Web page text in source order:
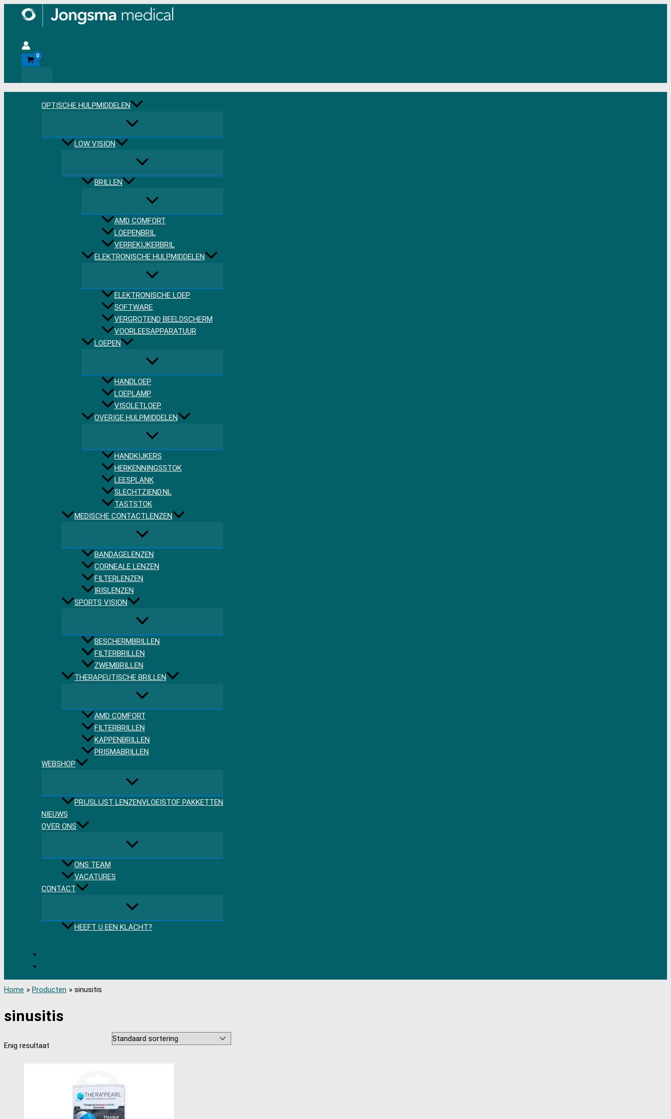
inhoud
OPTISCHE HULPMIDDELEN
LOW VISION
BRILLEN
AMD COMFORT
LOEPENBRIL
VERREKIJKERBRIL
ELEKTRONISCHE HULPMIDDELEN
ELEKTRONISCHE LOEP
SOFTWARE
VERGROTEND BEELDSCHERM
VOORLEESAPPARATUUR
LOEPEN
HANDLOEP
LOEPLAMP
VISOLETLOEP
OVERIGE HULPMIDDELEN
HANDKIJKERS
HERKENNINGSSTOK
LEESPLANK
SLECHTZIEND.NL
TASTSTOK
MEDISCHE CONTACTLENZEN
BANDAGELENZEN
CORNEALE LENZEN
FILTERLENZEN
IRISLENZEN
SPORTS VISION
BESCHERMBRILLEN
FILTERBRILLEN
ZWEMBRILLEN
THERAPEUTISCHE BRILLEN
AMD COMFORT
FILTERBRILLEN
KAPPENBRILLEN
PRISMABRILLEN
WEBSHOP
PRIJSLIJST LENZENVLOEISTOF PAKKETTEN
NIEUWS
OVER ONS
ONS TEAM
VACATURES
CONTACT
HEEFT U EEN KLACHT?
Home Producten sinusitis
sinusitis
Enig resultaat